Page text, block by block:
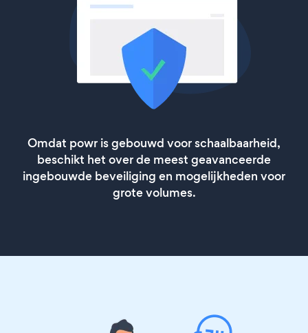
Omdat powr is gebouwd voor schaalbaarheid,
beschikt het over de meest geavanceerde
ingebouwde beveiliging en mogelijkheden voor
grote volumes.